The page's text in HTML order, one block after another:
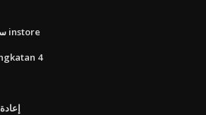
سجل الزفاف عبر الإنترنت أو instore
4